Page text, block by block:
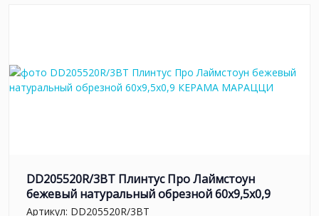
DD205520R/3BT Плинтус Про Лаймстоун
бежевый натуральный обрезной 60x9,5x0,9
Артикул: DD205520R/3BT